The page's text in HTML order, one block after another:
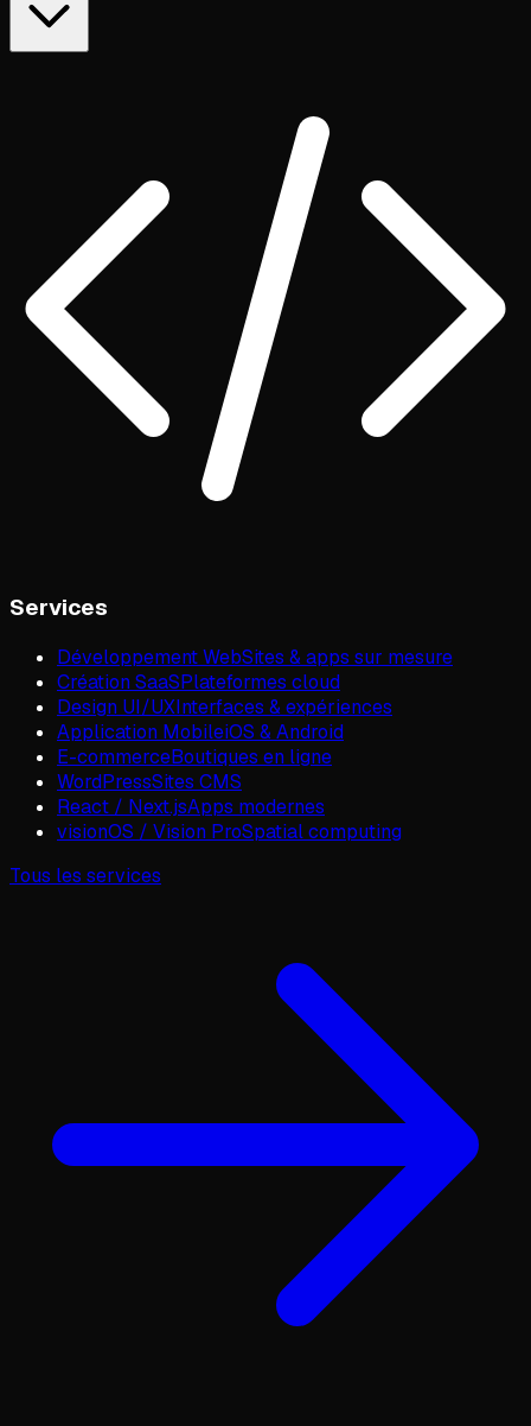
Services
Développement WebSites & apps sur mesure
Création SaaSPlateformes cloud
Design UI/UXInterfaces & expériences
Application MobileiOS & Android
E-commerceBoutiques en ligne
WordPressSites CMS
React / Next.jsApps modernes
visionOS / Vision ProSpatial computing
Tous les services